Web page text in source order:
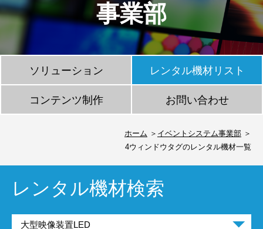
事業部
ソリューション レンタル機材リスト
コンテンツ制作 お問い合わせ
ホーム
イベントシステム事業部
4ウィンドウタグのレンタル機材一覧
レンタル機材検索